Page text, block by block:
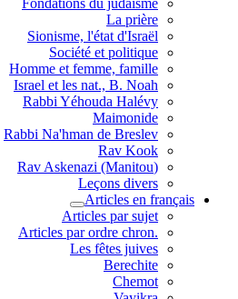
Fondations du judaisme
La prière
Sionisme, l'état d'Israël
Société et politique
Homme et femme, famille
Israel et les nat., B. Noah
Rabbi Yéhouda Halévy
Maimonide
Rabbi Na'hman de Breslev
Rav Kook
(Rav Askenazi (Manitou
Leçons divers
Articles en français
Articles par sujet
.Articles par ordre chron
Les fêtes juives
Berechite
Chemot